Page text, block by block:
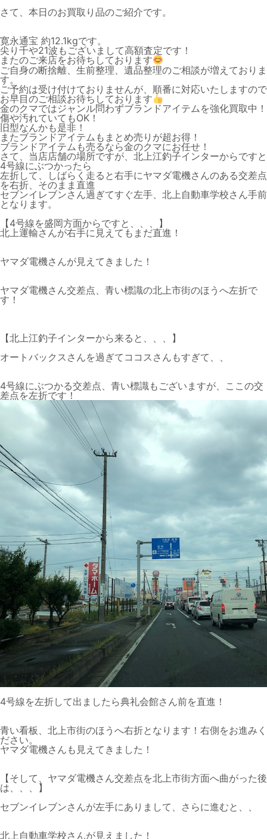
さて、本日のお買取り品のご紹介です。
寛永通宝 約12.1kgです。
尖り千や21波もございまして高額査定です！
またのご来店をお待ちしております
ご自身の断捨離、生前整理、遺品整理のご相談が増えておりま
す。
ご予約は受け付けておりませんが、順番に対応いたしますので
お早目のご相談お待ちしております
金のクマではジャンル問わずブランドアイテムを強化買取中！
傷や汚れていてもOK！
旧型なんかも是非！
またブランドアイテムもまとめ売りが超お得！
ブランドアイテムも売るなら金のクマにお任せ！
さて、当店店舗の場所ですが、北上江釣子インターからですと
4号線にぶつかったら
左折して、しばらく走ると右手にヤマダ電機さんのある交差点
を右折、そのまま直進
セブンイレブンさん過ぎてすぐ左手、北上自動車学校さん手前
となります。
【4号線を盛岡方面からですと、、、】
北上運輸さんが右手に見えてもまだ直進！
ヤマダ電機さんが見えてきました！
ヤマダ電機さん交差点、青い標識の北上市街のほうへ左折で
す！
【北上江釣子インターから来ると、、、】
オートバックスさんを過ぎてココスさんもすぎて、、
4号線にぶつかる交差点、青い標識もございますが、ここの交
差点を左折です！
4号線を左折して出ましたら典礼会館さん前を直進！
青い看板、北上市街のほうへ右折となります！右側をお進みく
ださい。
ヤマダ電機さんも見えてきました！
【そして、ヤマダ電機さん交差点を北上市街方面へ曲がった後
は、、、】
セブンイレブンさんが左手にありまして、さらに進むと、、
北上自動車学校さんが見えました！